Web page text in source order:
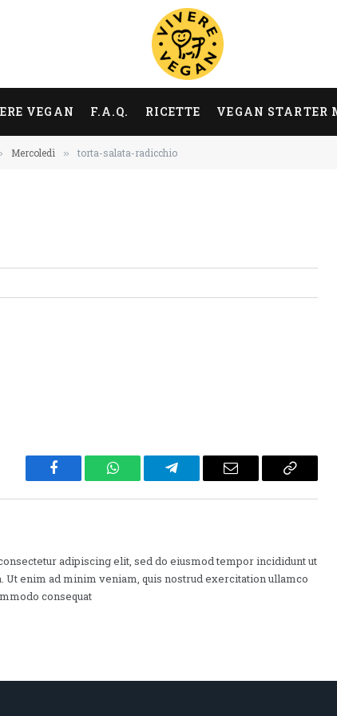
VEGAN F.A.Q. RICETTE VEGAN STARTER
Mercoledì » torta-salata-radicchio
Facebook WhatsAppTelegram Email
Copy
adipiscing elit, sed do eiusmod tempor incididunt ut
Ut enim ad minim veniam, quis nostrud exercitation ullamco
consequat